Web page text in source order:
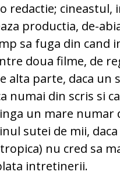
redactie; cineastul,
productia, de-
sa fuga din cand
doua filme, de
alta parte, daca un
numai din scris si
un mare numar
sutei de mii,
nu cred sa
intretinerii.